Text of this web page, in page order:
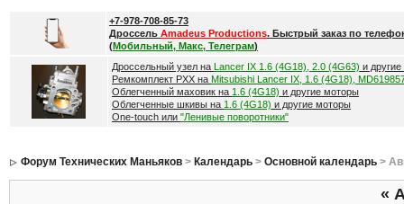
+7-978-708-85-73
Дроссель Amadeus Productions. Быстрый заказ по
(Мобильный, Макс, Телеграм)
Дроссельный узел на Lancer IX 1.6 (4G18), 2.0 (4G63) и
Ремкомплект РХХ на Mitsubishi Lancer IX, 1.6 (4G18),
Облегченный маховик на 1.6 (4G18) и другие моторы
Облегченные шкивы на 1.6 (4G18) и другие моторы
One-touch или "Ленивые поворотники"
Форум Технических Маньяков> Календарь> Основной календарь>
«